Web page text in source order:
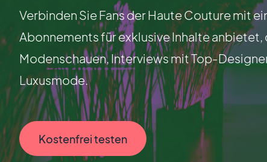
Verbinden Sie Fans der Haute Couture mit
Abonnements für exklusive Inhalte
Modenschauen, Interviews mit Top-
Luxusmode.
Kostenfrei testen